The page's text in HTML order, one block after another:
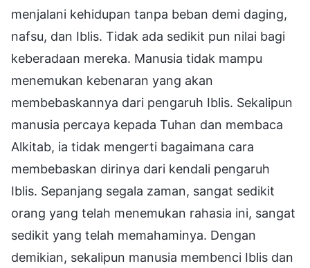
menjalani kehidupan tanpa beban demi daging,
nafsu, dan Iblis. Tidak ada sedikit pun nilai bagi
keberadaan mereka. Manusia tidak mampu
menemukan kebenaran yang akan
membebaskannya dari pengaruh Iblis. Sekalipun
manusia percaya kepada Tuhan dan membaca
Alkitab, ia tidak mengerti bagaimana cara
membebaskan dirinya dari kendali pengaruh
Iblis. Sepanjang segala zaman, sangat sedikit
orang yang telah menemukan rahasia ini, sangat
sedikit yang telah memahaminya. Dengan
demikian, sekalipun manusia membenci Iblis dan